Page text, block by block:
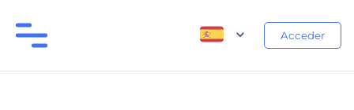
Acceder